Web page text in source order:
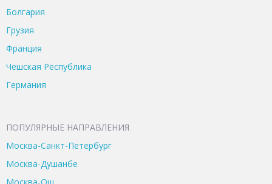
Болгария
Грузия
Франция
Чешская Республика
Германия
ПОПУЛЯРНЫЕ НАПРАВЛЕНИЯ
Москва-Санкт-Петербург
Москва-Душанбе